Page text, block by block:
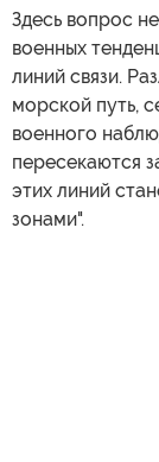
Здесь вопрос
военных
линий связи.
морской путь,
военного
пересекаются
этих линий
зонами".